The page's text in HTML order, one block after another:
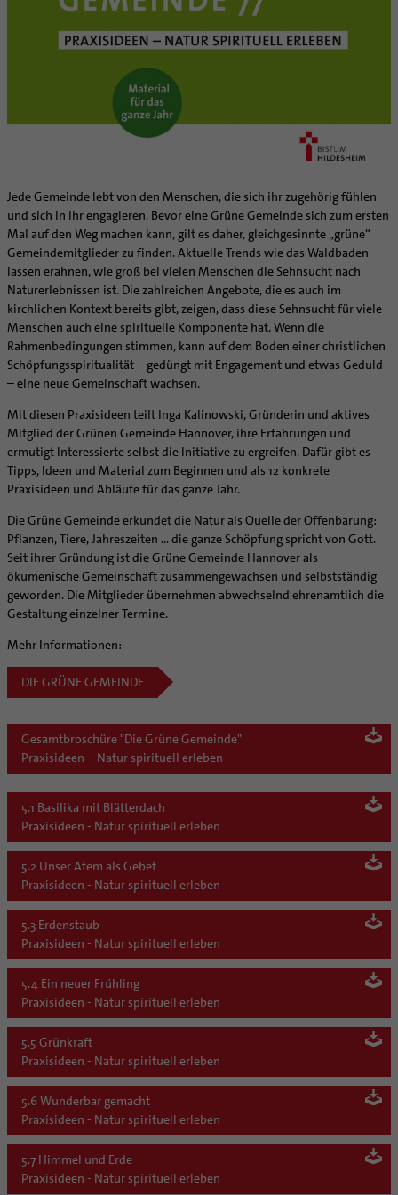
Polizei- und Feuerwehr
Gefängnisseelsorge
Segensorte
Angebote
Abenteuer Glaube
Unterstützung für Pfarreien und Einrichtungen
Prävention
Liturgie und Kirchenmusik
Lokale Kirchenentwicklung
#diegruenegemeinde
Internationale Freiwilligendienste
Netzwerk ChancenGleich
Büchereien
Medienstelle
Newsletter
Unterstützungsangebot für Seelsorgende
Supervision
Coaching
Ehrenamtliche
KirchenZeitung online
Verwaltungsbeauftragte / Verwaltungsleitungen in
Pfarrgemeinden
Altersvorsorge und Ruhestand
Beruf und Familie
KODA
Direktorium
Mitarbeitervertretung
Institutionelles Schutzkonzept
Kirchlicher Anzeiger
Kirchliches Arbeitsrecht
Schematismus
Jede Gemeinde lebt von den Menschen, die sich ihr zugehörig fühlen
und sich in ihr engagieren. Bevor eine Grüne Gemeinde sich zum ersten
Mal auf den Weg machen kann, gilt es daher, gleichgesinnte „grüne“
Gemeindemitglieder zu finden. Aktuelle Trends wie das Waldbaden
lassen erahnen, wie groß bei vielen Menschen die Sehnsucht nach
Naturerlebnissen ist. Die zahlreichen Angebote, die es auch im
kirchlichen Kontext bereits gibt, zeigen, dass diese Sehnsucht für viele
Menschen auch eine spirituelle Komponente hat. Wenn die
Rahmenbedingungen stimmen, kann auf dem Boden einer christlichen
Schöpfungsspiritualität – gedüngt mit Engagement und etwas Geduld
– eine neue Gemeinschaft wachsen.
Mit diesen Praxisideen teilt Inga Kalinowski, Gründerin und aktives
Mitglied der Grünen Gemeinde Hannover, ihre Erfahrungen und
ermutigt Interessierte selbst die Initiative zu ergreifen. Dafür gibt es
Tipps, Ideen und Material zum Beginnen und als 12 konkrete
Praxisideen und Abläufe für das ganze Jahr.
Die Grüne Gemeinde erkundet die Natur als Quelle der Offenbarung:
Pflanzen, Tiere, Jahreszeiten … die ganze Schöpfung spricht von Gott.
Seit ihrer Gründung ist die Grüne Gemeinde Hannover als
ökumenische Gemeinschaft zusammengewachsen und selbstständig
geworden. Die Mitglieder übernehmen abwechselnd ehrenamtlich die
Gestaltung einzelner Termine.
Mehr Informationen:
DIE GRÜNE GEMEINDE
Gesamtbroschüre "Die Grüne Gemeinde"
Praxisideen – Natur spirituell erleben
5.1 Basilika mit Blätterdach
Praxisideen - Natur spirituell erleben
5.2 Unser Atem als Gebet
Praxisideen - Natur spirituell erleben
5.3 Erdenstaub
Praxisideen - Natur spirituell erleben
5.4 Ein neuer Frühling
Praxisideen - Natur spirituell erleben
5.5 Grünkraft
Praxisideen - Natur spirituell erleben
5.6 Wunderbar gemacht
Praxisideen - Natur spirituell erleben
5.7 Himmel und Erde
Praxisideen - Natur spirituell erleben